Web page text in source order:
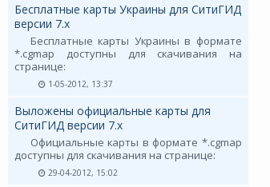
Бесплатные карты Украины для СитиГИД
версии 7.х
Бесплатные карты Украины в формате
*.cgmap доступны для скачивания на
странице:
1-05-2012, 13:37
Выложены официальные карты для
СитиГИД версии 7.х
Официальные карты в формате *.cgmap
доступны для скачивания на странице:
29-04-2012, 15:02